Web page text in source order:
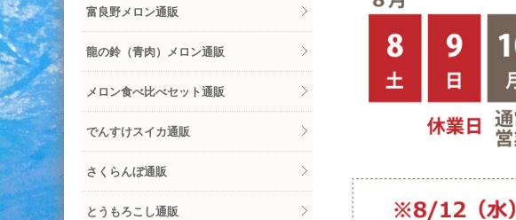
富良野メロン通販
龍の鈴（青肉）メロン通販
メロン食べ比べセット通販
でんすけスイカ通販
さくらんぼ通販
とうもろこし通販